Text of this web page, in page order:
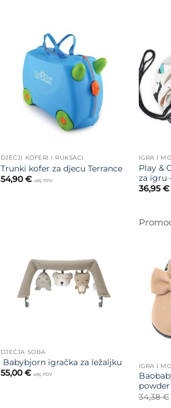
na listu
želja
DJEČJI KOFERI I RUKSACI
Trunki kofer za djecu Terrance
54,90€ uklj. PDV
IGRA I
Play &
za igru
36,95 €
želja
DJEČJA SOBA
Babybjorn igračka za ležaljku
55,00€ uklj. PDV
IGRA I
powder
34,38€